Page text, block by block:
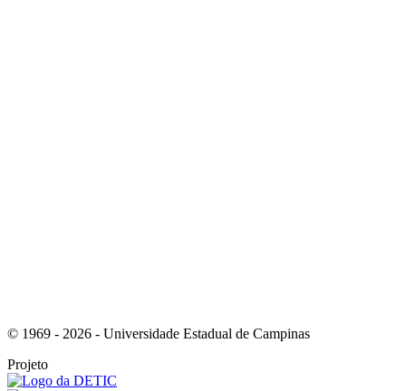
© 1969 - 2026 - Universidade Estadual de Campinas
Projeto